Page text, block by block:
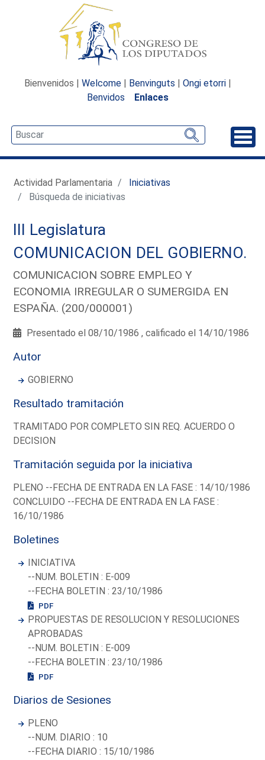
Bienvenidos | Welcome | Benvinguts | Ongi etorri |
Benvidos
Enlaces
Actividad Parlamentaria
Iniciativas
Búsqueda de iniciativas
III Legislatura
COMUNICACION DEL GOBIERNO.
COMUNICACION SOBRE EMPLEO Y
ECONOMIA IRREGULAR O SUMERGIDA EN
ESPAÑA. (200/000001)
Presentado el 08/10/1986 , calificado el 14/10/1986
Autor
GOBIERNO
Resultado tramitación
TRAMITADO POR COMPLETO SIN REQ. ACUERDO O
DECISION
Tramitación seguida por la iniciativa
PLENO --FECHA DE ENTRADA EN LA FASE : 14/10/1986
CONCLUIDO --FECHA DE ENTRADA EN LA FASE :
16/10/1986
Boletines
INICIATIVA
--NUM. BOLETIN : E-009
--FECHA BOLETIN : 23/10/1986
PDF
PROPUESTAS DE RESOLUCION Y RESOLUCIONES
APROBADAS
--NUM. BOLETIN : E-009
--FECHA BOLETIN : 23/10/1986
PDF
Diarios de Sesiones
PLENO
--NUM. DIARIO : 10
--FECHA DIARIO : 15/10/1986